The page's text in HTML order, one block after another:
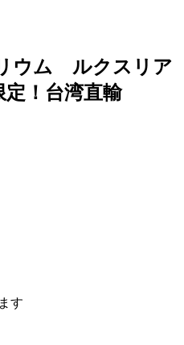
リウム ルクスリア
定！台湾直輸
す